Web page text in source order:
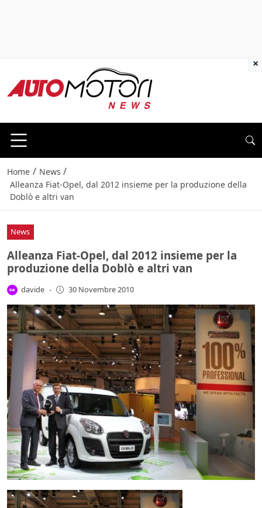
Home / News /
Alleanza Fiat-Opel, dal 2012 insieme per la produzione della
Doblò e altri van
News
Alleanza Fiat-Opel, dal 2012 insieme per la
produzione della Doblò e altri van
davide - 30 Novembre 2010
×